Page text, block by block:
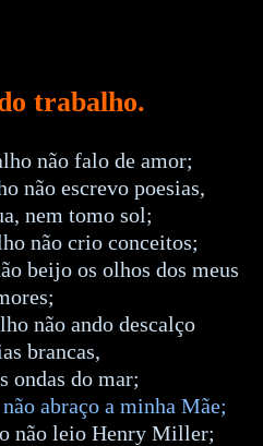
trabalho.
não falo de amor;
não escrevo poesias,
nem tomo sol;
não crio conceitos;
beijo os olhos dos meus
não ando descalço
brancas,
ondas do mar;
abraço a minha Mãe;
não leio Henry Miller;